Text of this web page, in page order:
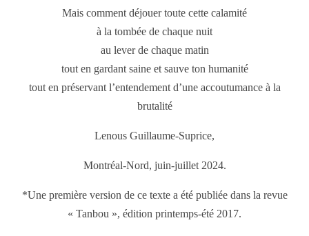
Mais comment déjouer toute cette calamité
à la tombée de chaque nuit
au lever de chaque matin
tout en gardant saine et sauve ton humanité
tout en préservant l’entendement d’une accoutumance à la
brutalité
Lenous Guillaume-Suprice,
Montréal-Nord, juin-juillet 2024.
*Une première version de ce texte a été publiée dans la revue
« Tanbou », édition printemps-été 2017.